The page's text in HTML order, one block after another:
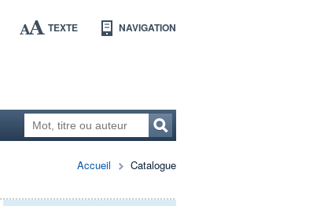
TEXTE NAVIGATION
Accueil Catalogue